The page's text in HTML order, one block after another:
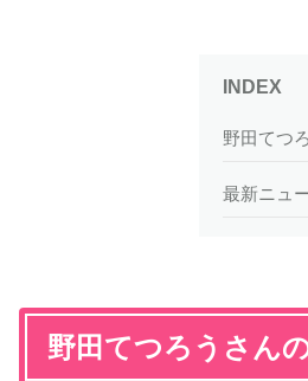
野田てつ
最新ニュ
野田てつろうさん